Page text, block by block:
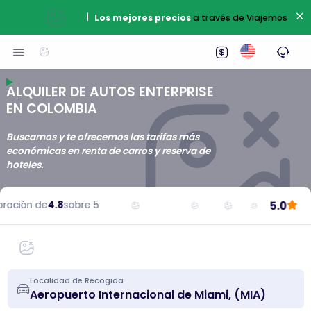
| Los mejores preciosa través de Viajemos
ALQUILER DE AUTOS ENTERPRISE
EN COLOMBIA
Buscamos y te ofrecemos las tarifas más
económicas en renta de carros y reserva de
hoteles.
de4.8sobre 5 5.0
Localidad de Recogida